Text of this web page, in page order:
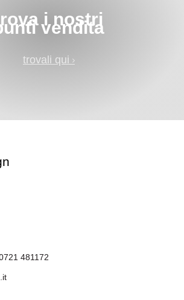
i nostri
vendita
trovali qui
481172